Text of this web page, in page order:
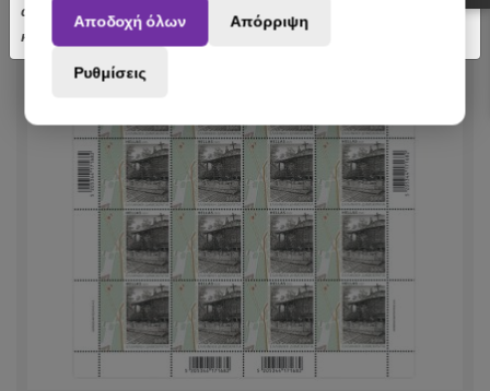
αποσταλούν με σχετική καθυστέρηση. Ευχαριστούμε για την
κατανόηση.
Αποδοχή όλων Απόρριψη
Ρυθμίσεις